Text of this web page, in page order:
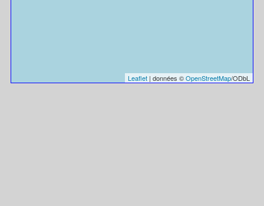
Leaflet | données ©OpenStreetMap/ODbL